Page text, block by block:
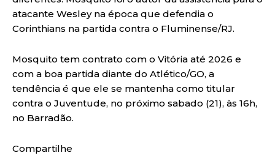
atacante Wesley na época que defendia o
Corinthians na partida contra o Fluminense/RJ.
Mosquito tem contrato com o Vitória até 2026 e
com a boa partida diante do Atlético/GO, a
tendência é que ele se mantenha como titular
contra o Juventude, no próximo sabado (21), às 16h,
no Barradão.
Compartilhe